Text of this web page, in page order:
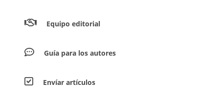
Equipo editorial
Guía para los autores
Envíar artículos